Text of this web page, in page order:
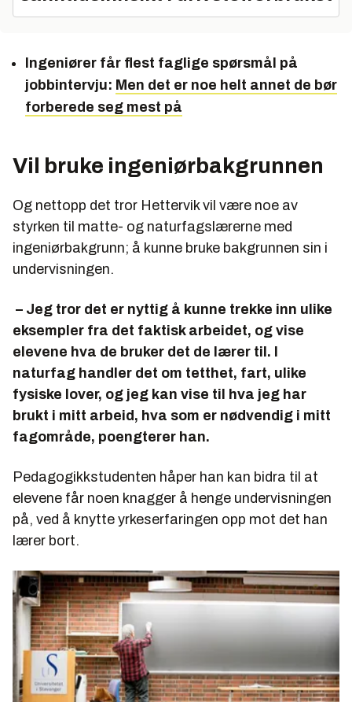
Ingeniører får flest faglige spørsmål på
jobbintervju: Men det er noe helt annet de bør
forberede seg mest på
Vil bruke ingeniørbakgrunnen
Og nettopp det tror Hettervik vil være noe av
styrken til matte- og naturfagslærerne med
ingeniørbakgrunn; å kunne bruke bakgrunnen sin i
undervisningen.
– Jeg tror det er nyttig å kunne trekke inn ulike
eksempler fra det faktisk arbeidet, og vise
elevene hva de bruker det de lærer til. I
naturfag handler det om tetthet, fart, ulike
fysiske lover, og jeg kan vise til hva jeg har
brukt i mitt arbeid, hva som er nødvendig i mitt
fagområde, poengterer han.
Pedagogikkstudenten håper han kan bidra til at
elevene får noen knagger å henge undervisningen
på, ved å knytte yrkeserfaringen opp mot det han
lærer bort.